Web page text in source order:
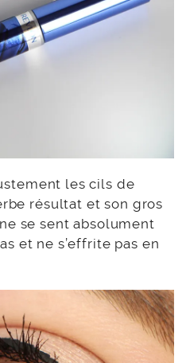
les cils de
résultat et son gros
se sent absolument
et ne s’effrite pas en